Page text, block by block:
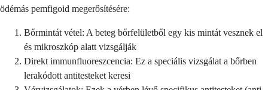
ödémás pemfigoid megerősítésére:
Bőrmintát vétel: A beteg bőrfelületből egy kis mintát vesznek el
és mikroszkóp alatt vizsgálják
Direkt immunfluoreszcencia: Ez a speciális vizsgálat a bőrben
lerakódott antitesteket keresi